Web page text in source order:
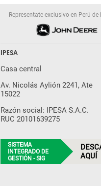
Representate exclusivo en Perú de
IPESA
Casa central
Av. Nicolás Aylión 2241, Ate
15022
Razón social: IPESA S.A.C.
RUC 20101639275
SISTEMA
INTEGRADO DE
GESTIÓN - SIG
AQUÍ